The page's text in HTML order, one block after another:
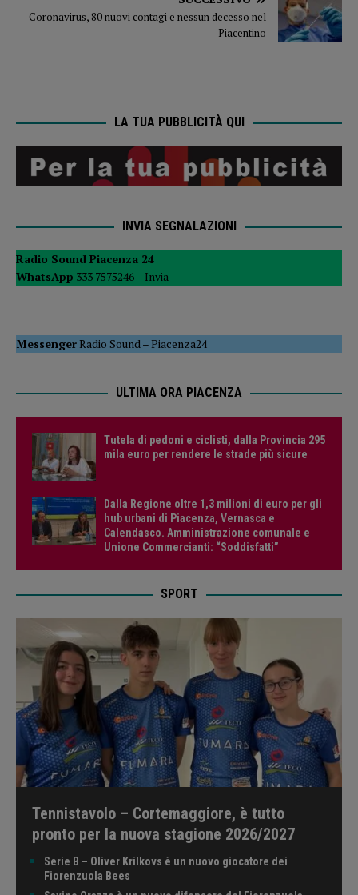
Coronavirus, 80 nuovi contagi e nessun decesso nel
Piacentino
LA TUA PUBBLICITÀ QUI
INVIA SEGNALAZIONI
Radio Sound Piacenza 24
WhatsApp 333 7575246 – Invia
MessengerRadio Sound–Piacenza24
ULTIMA ORA PIACENZA
Tutela di pedoni e ciclisti, dalla Provincia 295
mila euro per rendere le strade più sicure
Dalla Regione oltre 1,3 milioni di euro per gli
hub urbani di Piacenza, Vernasca e
Calendasco. Amministrazione comunale e
Unione Commercianti: “Soddisfatti”
SPORT
Tennistavolo – Cortemaggiore, è tutto
pronto per la nuova stagione 2026/2027
Serie B – Oliver Krilkovs è un nuovo giocatore dei
Fiorenzuola Bees